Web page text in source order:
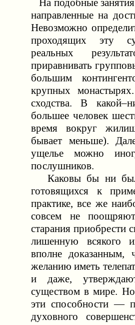
На подобные
направленные на
Невозможно
проходящих эту
реальных
приравнивать
большим
крупных
сходства. В
большее человек
время вокруг
бывает меньше).
ущелье можно
послушников.
Каковы бы ни были
готовящихся к
практике, все же
совсем не
старания приобрести
лишенную всякого
вполне доказанным,
желанию иметь
и даже,
существом в мире.
эти способности —
духовного